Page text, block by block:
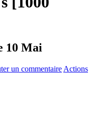
10 Mai
un commentaire Actions